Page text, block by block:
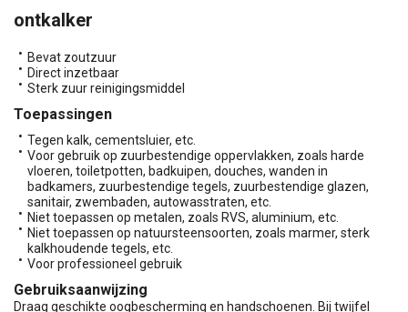
ontkalker
Bevat zoutzuur
Direct inzetbaar
Sterk zuur reinigingsmiddel
Toepassingen
Tegen kalk, cementsluier, etc.
Voor gebruik op zuurbestendige oppervlakken, zoals harde
vloeren, toiletpotten, badkuipen, douches, wanden in
badkamers, zuurbestendige tegels, zuurbestendige glazen,
sanitair, zwembaden, autowasstraten, etc.
Niet toepassen op metalen, zoals RVS, aluminium, etc.
Niet toepassen op natuursteensoorten, zoals marmer, sterk
kalkhoudende tegels, etc.
Voor professioneel gebruik
Gebruiksaanwijzing
Draag geschikte oogbescherming en handschoenen. Bij twijfel